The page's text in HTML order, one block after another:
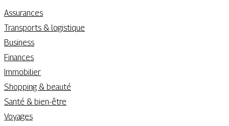
Assurances
Transports & logistique
Business
Finances
Immobilier
Shopping & beauté
Santé & bien-être
Voyages